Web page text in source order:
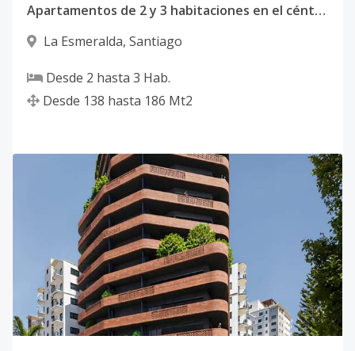
Apartamentos de 2 y 3 habitaciones en el céntrico y exclusivo sector de La Esmeralda en Santiago de los Caballeros
La Esmeralda, Santiago
Desde 2 hasta 3 Hab.
Desde 138 hasta 186 Mt2